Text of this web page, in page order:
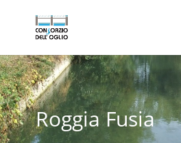
Roggia Fusia